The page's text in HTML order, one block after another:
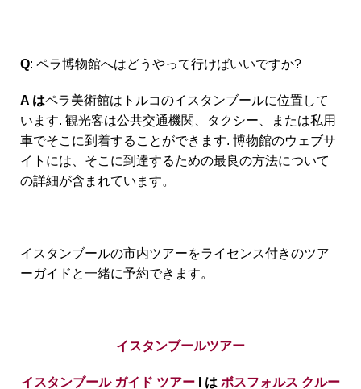
Q: ペラ博物館へはどうやって行けばいいですか?
A はペラ美術館はトルコのイスタンブールに位置して
います. 観光客は公共交通機関、タクシー、または私用
車でそこに到着することができます. 博物館のウェブサ
イトには、そこに到達するための最良の方法について
の詳細が含まれています。
イスタンブールの市内ツアーをライセンス付きのツア
ーガイドと一緒に予約できます。
イスタンブールツアー
イスタンブール ガイド ツアー I は ボスフォルス クルー